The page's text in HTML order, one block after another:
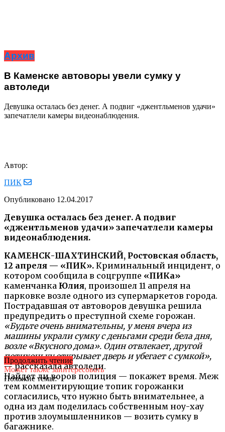
Архив
В Каменске автоворы увели сумку у
автоледи
Девушка осталась без денег. А подвиг «джентльменов удачи»
запечатлели камеры видеонаблюдения.
Автор:
ПИК
Опубликовано 12.04.2017
Девушка осталась без денег. А подвиг
«джентльменов удачи» запечатлели камеры
видеонаблюдения.
КАМЕНСК-ШАХТИНСКИЙ, Ростовская область,
12 апреля — «ПИК». Криминальный инцидент, о
котором сообщила в соцгруппе «ПИКа»
каменчанка Юлия, произошел 11 апреля на
парковке возле одного из супермаркетов города.
Пострадавшая от автоворов девушка решила
предупредить о преступной схеме горожан.
«Будьте очень внимательны, у меня вчера из
машины украли сумку с деньгами среди бела дня,
возле «Вкусного дома». Один отвлекает, другой
потихоньку открывает дверь и убегает с сумкой»,
— рассказала автоледи.
Найдет ли воров полиция — покажет время. Меж
тем комментирующие топик горожанки
согласились, что нужно быть внимательнее, а
одна из дам поделилась собственным ноу-хау
против злоумышленников — возить сумку в
багажнике.
Продолжить чтение
Может также заинтересовать
Похожие темы: